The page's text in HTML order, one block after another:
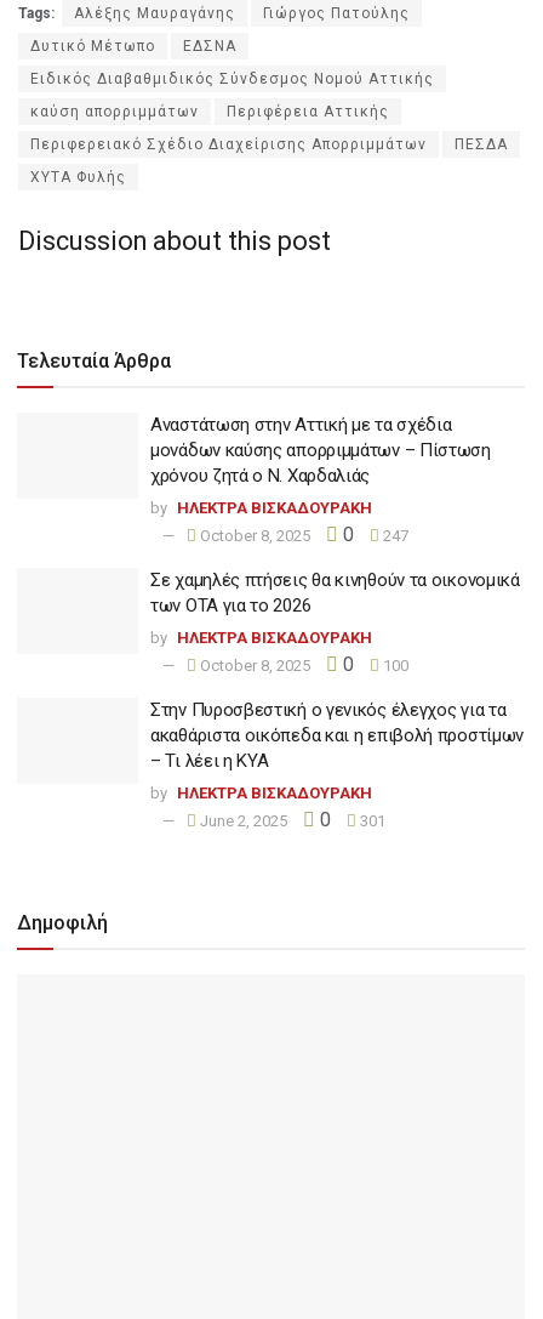
Tags: Αλέξης Μαυραγάνης
Γιώργος Πατούλης
Δυτικό Μέτωπο
ΕΔΣΝΑ
Ειδικός Διαβαθμιδικός Σύνδεσμος Νομού Αττικής
καύση απορριμμάτων
Περιφέρεια Αττικής
Περιφερειακό Σχέδιο Διαχείρισης Απορριμμάτων
ΠΕΣΔΑ
ΧΥΤΑ Φυλής
Discussion about this post
Τελευταία Άρθρα
Αναστάτωση στην Αττική με τα σχέδια
μονάδων καύσης απορριμμάτων – Πίστωση
χρόνου ζητά ο Ν. Χαρδαλιάς
by ΗΛΕΚΤΡΑ ΒΙΣΚΑΔΟΥΡΑΚΗ
October 8, 2025
0 247
Σε χαμηλές πτήσεις θα κινηθούν τα οικονομικά
των ΟΤΑ για το 2026
by ΗΛΕΚΤΡΑ ΒΙΣΚΑΔΟΥΡΑΚΗ
October 8, 2025
0 100
Στην Πυροσβεστική ο γενικός έλεγχος για τα
ακαθάριστα οικόπεδα και η επιβολή προστίμων
– Τι λέει η ΚΥΑ
by ΗΛΕΚΤΡΑ ΒΙΣΚΑΔΟΥΡΑΚΗ
June 2, 2025
0 301
Δημοφιλή